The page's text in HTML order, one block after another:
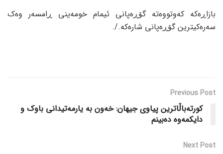
بازاڕەکە کەوتووەتە گۆڕەپانی ئیمام خومەینی ڕامسەر وەک
سەرەکیترین گۆڕەپانی شارەکە./.
Previous Post
کورتەباڵاترین پیاوی جیهان: خەون بە یارمەتیدانی باوک و
دایکمەوە دەبینم
Next Post